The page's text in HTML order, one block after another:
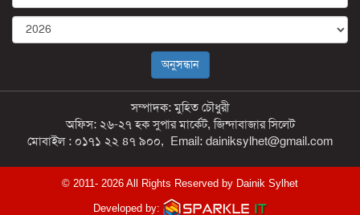
সম্পাদক: মুহিত চৌধুরী
অফিস: ২৬-২৭ হক সুপার মার্কেট, জিন্দাবাজার সিলেট
মোবাইল : ০১৭১ ২২ ৪৭ ৯০০, Email: dainiksylhet@gmail.com
© 2011- 2026 All Rights Reserved by Dainik Sylhet
Developed by: